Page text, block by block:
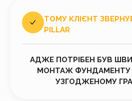
ТОМУ КЛІЄНТ
PILLAR
АДЖЕ ПОТРІБЕН БУВ
МОНТАЖ ФУНДАМЕНТУ
УЗГОДЖЕНОМУ